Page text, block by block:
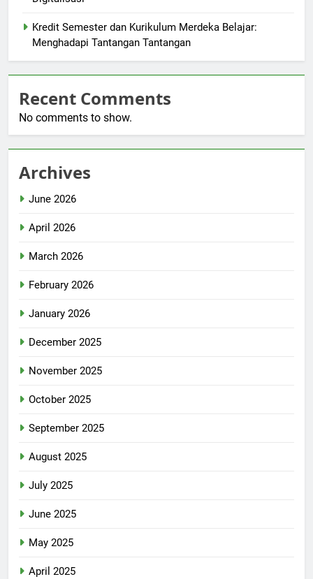
Kredit Semester dan Kurikulum Merdeka Belajar:
Menghadapi Tantangan Tantangan
Recent Comments
No comments to show.
Archives
June 2026
April 2026
March 2026
February 2026
January 2026
December 2025
November 2025
October 2025
September 2025
August 2025
July 2025
June 2025
May 2025
April 2025